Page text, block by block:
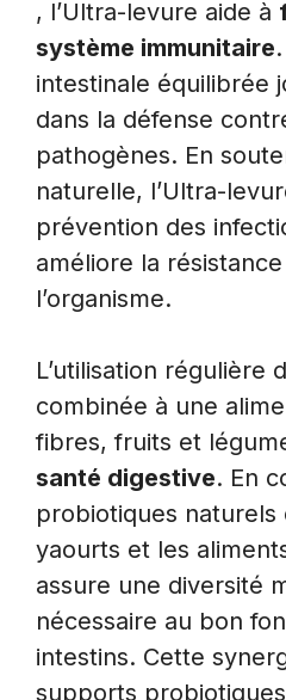
, l’Ultra-levure aide à
système immunitaire
intestinale équilibrée
dans la défense
pathogènes. En
naturelle, l’Ultra-
prévention des
améliore la
l’organisme.
L’utilisation régulière
combinée à une
fibres, fruits et
santé digestive. En
probiotiques naturels
yaourts et les
assure une diversité
nécessaire au bon
intestins. Cette
supports